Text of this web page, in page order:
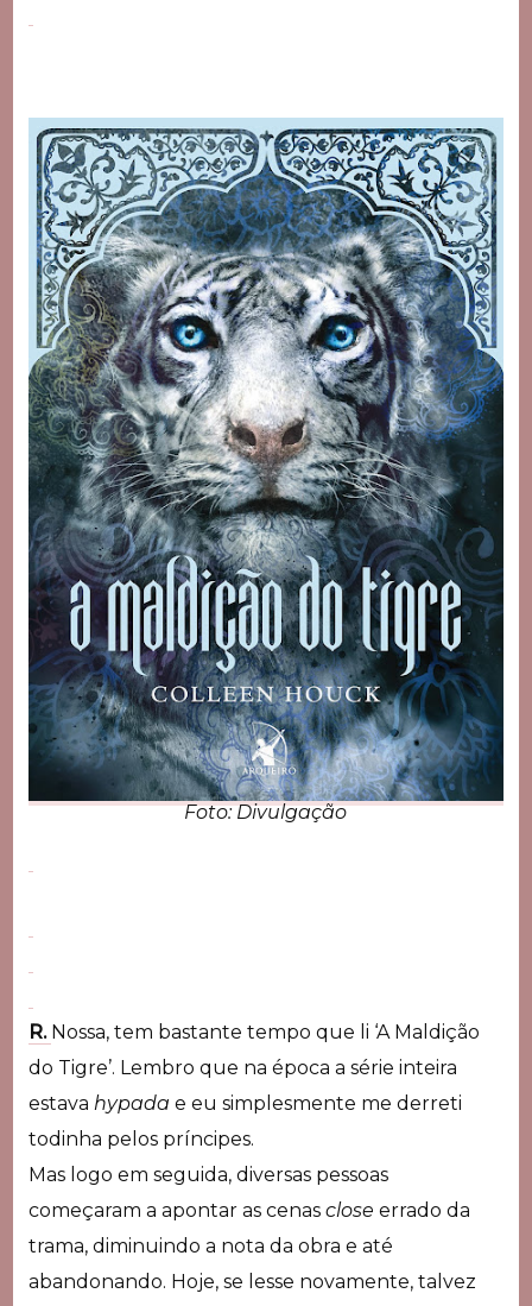
Foto: Divulgação
R. Nossa, tem bastante tempo que li ‘A Maldição
do Tigre’. Lembro que na época a série inteira
estava hypada e eu simplesmente me derreti
todinha pelos príncipes.
Mas logo em seguida, diversas pessoas
começaram a apontar as cenas close errado da
trama, diminuindo a nota da obra e até
abandonando. Hoje, se lesse novamente, talvez